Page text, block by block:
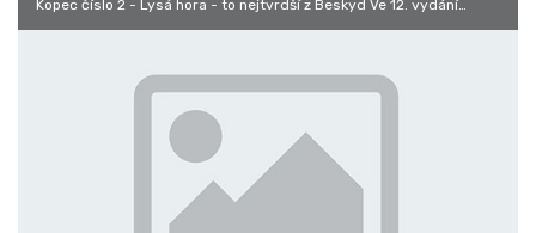
Kopec číslo 2 - Lysá hora - to nejtvrdší z Beskyd Ve 12. vydání
Cykloservisu …